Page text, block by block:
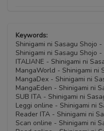
Keywords:
Shinigami ni Sasagu Shojo
Shinigami ni Sasagu Shojo
ITALIANE - Shinigami ni
MangaWorld - Shinigami ni
MangaDex - Shinigami ni
MangaEden - Shinigami ni
SUB ITA - Shinigami ni
Leggi online - Shinigami ni
Reader ITA - Shinigami ni
Scan online - Shinigami ni